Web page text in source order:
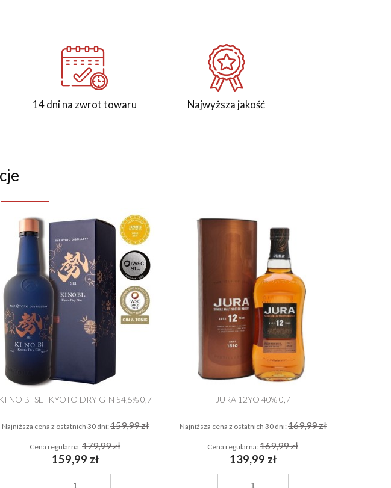
14 dni na zwrot towaru Najwyższa jakość
KI NO BI SEI KYOTO DRY GIN 54,5% 0,7
159,99 zł
Cena regularna: 179,99 zł
Najniższa cena z ostatnich 30 dni: 159,99 zł
JURA 12YO 40% 0,7
139,99 zł
Cena regularna: 169,99 zł
Najniższa cena z ostatnich 30 dni: 169,99 zł